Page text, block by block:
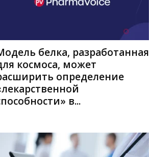
белка, разработанная
космоса, может
определение
в...